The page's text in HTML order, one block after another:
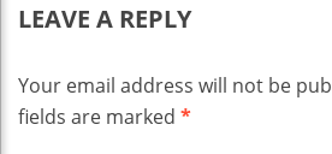
LEAVE A REPLY
Your email address will not be
fields are marked *